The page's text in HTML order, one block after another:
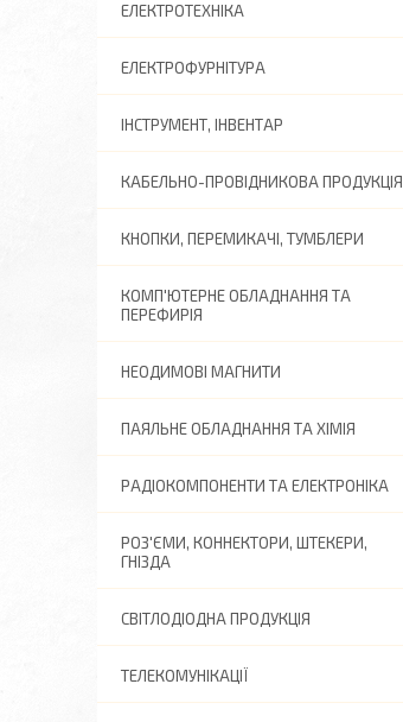
ЕЛЕКТРОТЕХНІКА
ЕЛЕКТРОФУРНІТУРА
ІНСТРУМЕНТ, ІНВЕНТАР
КАБЕЛЬНО-ПРОВІДНИКОВА ПРОДУКЦІЯ
КНОПКИ, ПЕРЕМИКАЧІ, ТУМБЛЕРИ
КОМП'ЮТЕРНЕ ОБЛАДНАННЯ ТА
ПЕРЕФИРІЯ
НЕОДИМОВІ МАГНИТИ
ПАЯЛЬНЕ ОБЛАДНАННЯ ТА ХІМІЯ
РАДІОКОМПОНЕНТИ ТА ЕЛЕКТРОНІКА
РОЗ'ЄМИ, КОННЕКТОРИ, ШТЕКЕРИ,
ГНІЗДА
СВІТЛОДІОДНА ПРОДУКЦІЯ
ТЕЛЕКОМУНІКАЦІЇ